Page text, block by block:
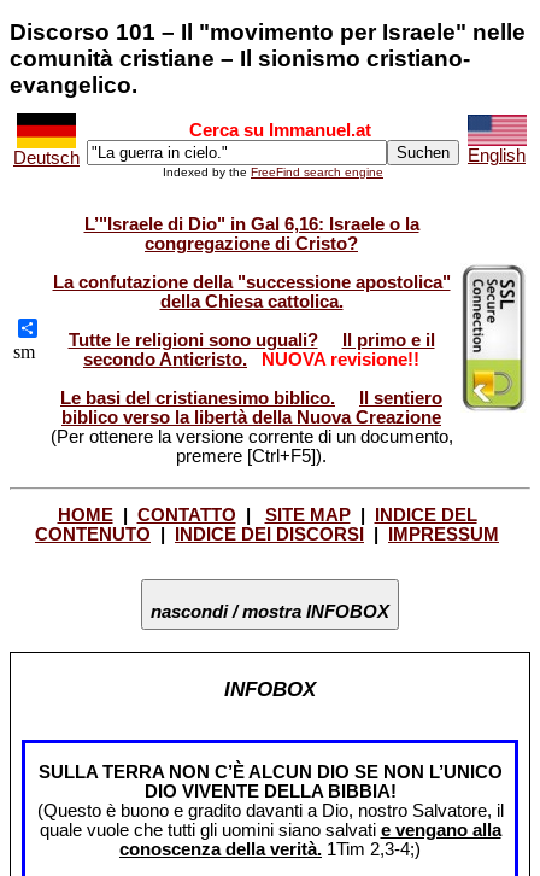
Discorso 101 – Il "movimento per Israele" nelle
comunità cristiane – Il sionismo cristiano-
evangelico.
Deutsch
Cerca su Immanuel.at
Indexed by the FreeFind search engine
English
Share
sm
L’"Israele di Dio" in Gal 6,16: Israele o la
congregazione di Cristo?
La confutazione della "successione apostolica"
della Chiesa cattolica.
Tutte le religioni sono uguali?
Il primo e il
secondo Anticristo.
NUOVA revisione!!
Le basi del cristianesimo biblico.
Il sentiero
biblico verso la libertà della Nuova Creazione
(Per ottenere la versione corrente di un documento,
premere [Ctrl+F5]).
HOME| CONTATTO SITE MAP|
INDICE DEL
CONTENUTO
INDICE DEI DISCORSI IMPRESSUM
nascondi / mostra INFOBOX
INFOBOX
SULLA TERRA NON C’È ALCUN DIO SE NON L’UNICO
DIO VIVENTE DELLA BIBBIA!
(Questo è buono e gradito davanti a Dio, nostro Salvatore, il
quale vuole che tutti gli uomini siano salvati e vengano alla
conoscenza della verità. 1Tim 2,3-4;)